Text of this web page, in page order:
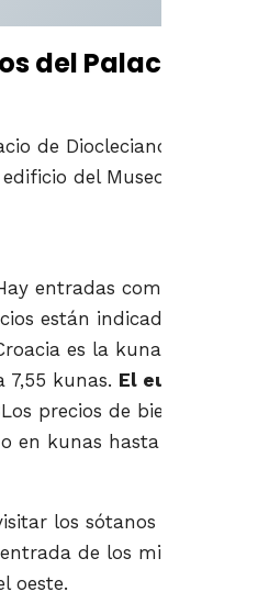
del Palacio de
de Diocleciano se
del Museo Sacro,
entradas combinadas e
están indicados en kuna
es la kuna croata. Un
7,55 kunas. El euro se
Los precios de bienes y
en kunas hasta el 31 de
los sótanos las podéis
de los mismos,
oeste.